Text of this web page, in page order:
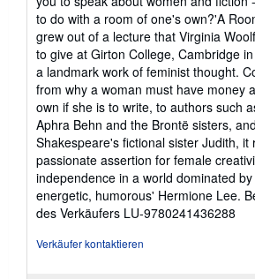
5
Sternen
to do with a room of one's own?'A
grew out of a lecture that Virginia
to give at Girton College, Cambridge
a landmark work of feminist thought.
from why a woman must have money
own if she is to write, to authors such
Aphra Behn and the Brontë sisters,
Shakespeare's fictional sister Judith, it
passionate assertion for female
independence in a world dominated
energetic, humorous' Hermione Lee.
des Verkäufers LU-9780241436288
Verkäufer kontaktieren